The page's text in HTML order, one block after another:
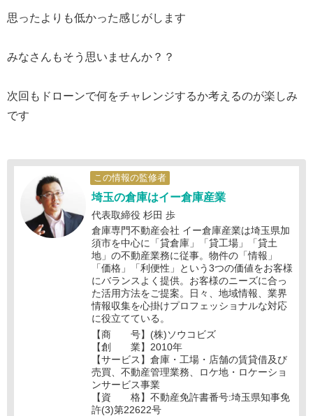
思ったよりも低かった感じがします
みなさんもそう思いませんか？？
次回もドローンで何をチャレンジするか考えるのが楽しみ
です
この情報の監修者
埼玉の倉庫はイー倉庫産業
代表取締役 杉田 歩
倉庫専門不動産会社 イー倉庫産業は埼玉県加
須市を中心に「貸倉庫」「貸工場」「貸土
地」の不動産業務に従事。物件の「情報」
「価格」「利便性」という3つの価値をお客様
にバランスよく提供。お客様のニーズに合っ
た活用方法をご提案。日々、地域情報、業界
情報収集を心掛けプロフェッショナルな対応
に役立てている。
【商 号】(株)ソウコビズ
【創 業】2010年
【サービス】倉庫・工場・店舗の賃貸借及び
売買、不動産管理業務、ロケ地・ロケーショ
ンサービス事業
【資 格】不動産免許書番号:埼玉県知事免
許(3)第22622号